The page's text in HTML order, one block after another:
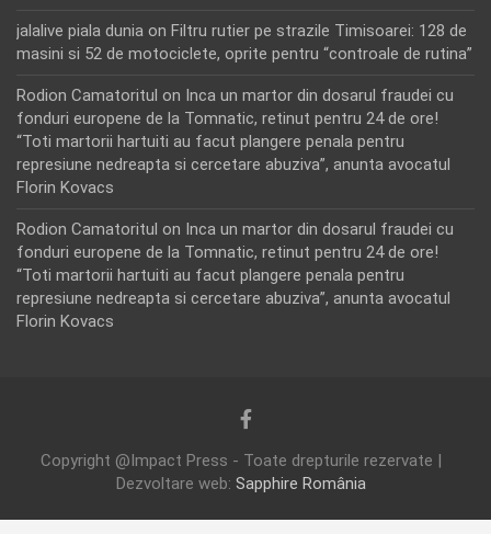
jalalive piala dunia on Filtru rutier pe strazile Timisoarei: 128 de
masini si 52 de motociclete, oprite pentru “controale de rutina”
Rodion Camatoritul on Inca un martor din dosarul fraudei cu
fonduri europene de la Tomnatic, retinut pentru 24 de ore!
“Toti martorii hartuiti au facut plangere penala pentru
represiune nedreapta si cercetare abuziva”, anunta avocatul
Florin Kovacs
Rodion Camatoritul on Inca un martor din dosarul fraudei cu
fonduri europene de la Tomnatic, retinut pentru 24 de ore!
“Toti martorii hartuiti au facut plangere penala pentru
represiune nedreapta si cercetare abuziva”, anunta avocatul
Florin Kovacs
Copyright @Impact Press - Toate drepturile rezervate |
Dezvoltare web: Sapphire România